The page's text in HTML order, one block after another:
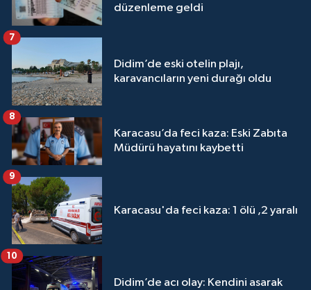
düzenleme geldi
Didim’de eski otelin plajı,
karavancıların yeni durağı oldu
7
Karacasu’da feci kaza: Eski Zabıta
Müdürü hayatını kaybetti
8
Karacasu'da feci kaza: 1 ölü ,2 yaralı
9
Didim’de acı olay: Kendini asarak
10